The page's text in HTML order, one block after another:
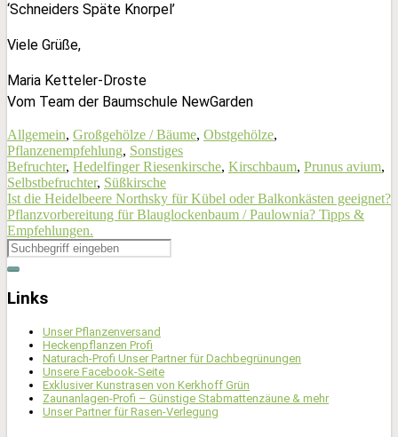
‘Schneiders Späte Knorpel’
Viele Grüße,
Maria Ketteler-Droste
Vom Team der Baumschule NewGarden
Allgemein, Großgehölze / Bäume, Obstgehölze,
Pflanzenempfehlung, Sonstiges
Befruchter, Hedelfinger Riesenkirsche, Kirschbaum, Prunus avium,
Selbstbefruchter, Süßkirsche
Ist die Heidelbeere Northsky für Kübel oder Balkonkästen geeignet?
Pflanzvorbereitung für Blauglockenbaum / Paulownia? Tipps &
Empfehlungen.
Links
Unser Pflanzenversand
Heckenpflanzen Profi
Naturach-Profi Unser Partner für Dachbegrünungen
Unsere Facebook-Seite
Exklusiver Kunstrasen von Kerkhoff Grün
Zaunanlagen-Profi – Günstige Stabmattenzäune & mehr
Unser Partner für Rasen-Verlegung